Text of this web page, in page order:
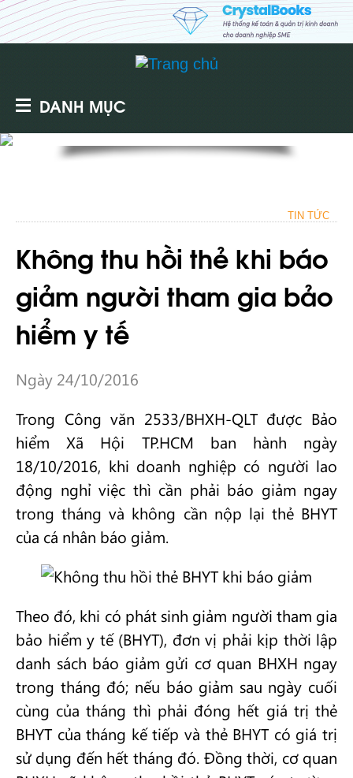
DANH MỤC
TIN TỨC
Không thu hồi thẻ khi báo
giảm người tham gia bảo
hiểm y tế
Ngày 24/10/2016
Trong Công văn 2533/BHXH-QLT được Bảo
hiểm Xã Hội TP.HCM ban hành ngày
18/10/2016, khi doanh nghiệp có người lao
động nghỉ việc thì cần phải báo giảm ngay
trong tháng và không cần nộp lại thẻ BHYT
của cá nhân báo giảm.
Theo đó, khi có phát sinh giảm người tham gia
bảo hiểm y tế (BHYT), đơn vị phải kịp thời lập
danh sách báo giảm gửi cơ quan BHXH ngay
trong tháng đó; nếu báo giảm sau ngày cuối
cùng của tháng thì phải đóng hết giá trị thẻ
BHYT của tháng kế tiếp và thẻ BHYT có giá trị
sử dụng đến hết tháng đó. Đồng thời, cơ quan